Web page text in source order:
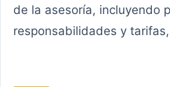
de la asesoría, incluyendo
responsabilidades y